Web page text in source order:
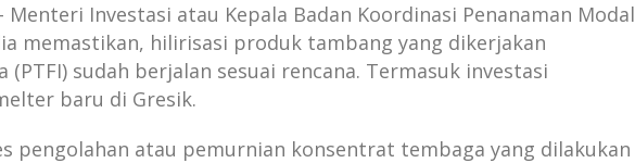
Menteri Investasi atau Kepala Badan Koordinasi Penanaman Modal
memastikan, hilirisasi produk tambang yang dikerjakan
(PTFI) sudah berjalan sesuai rencana. Termasuk investasi
baru di Gresik.
pengolahan atau pemurnian konsentrat tembaga yang dilakukan